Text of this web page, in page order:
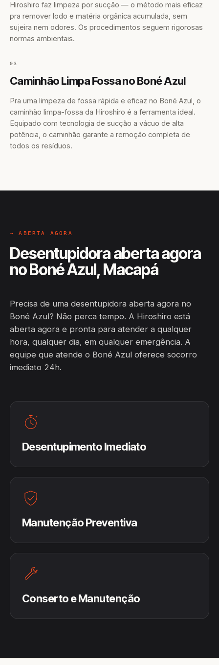
Hiroshiro faz limpeza por sucção — o método mais eficaz
pra remover lodo e matéria orgânica acumulada, sem
sujeira nem odores. Os procedimentos seguem rigorosas
normas ambientais.
03
Caminhão Limpa Fossa no Boné Azul
Pra uma limpeza de fossa rápida e eficaz no Boné Azul, o
caminhão limpa-fossa da Hiroshiro é a ferramenta ideal.
Equipado com tecnologia de sucção a vácuo de alta
potência, o caminhão garante a remoção completa de
todos os resíduos.
→ ABERTA AGORA
Desentupidora aberta agora
no Boné Azul, Macapá
Precisa de uma desentupidora aberta agora no
Boné Azul? Não perca tempo. A Hiroshiro está
aberta agora e pronta para atender a qualquer
hora, qualquer dia, em qualquer emergência. A
equipe que atende o Boné Azul oferece socorro
imediato 24h.
Desentupimento Imediato
Manutenção Preventiva
Conserto e Manutenção